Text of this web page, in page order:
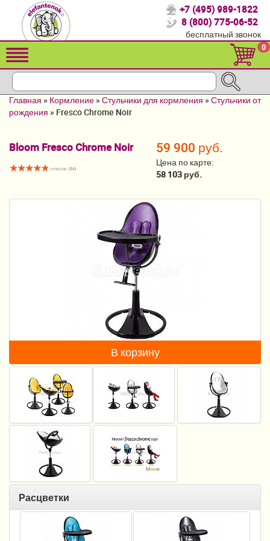
Спасибо, что выбрали нас!
Распродажа!
Детские коляски
Кроватки для новорожденных
Мебель и аксессуары
Постельные принадлежности
Манежи
Безопасность ребенка
Ходунки и прыгунки
Игры и развитие
Принадлежности для выписки
Сумки для мам и детей
Кенгуру и слинги
+7 (495) 989-1822
8 (800) 775-06-52
бесплатный звонок
0
Главная » Кормление »Стульчики для кормления »Стульчики от
рождения » Fresco Chrome Noir
Bloom Fresco Chrome Noir
голосов: (54)
59 900 руб.
Цена по карте:
58 103 руб.
В корзину
Расцветки